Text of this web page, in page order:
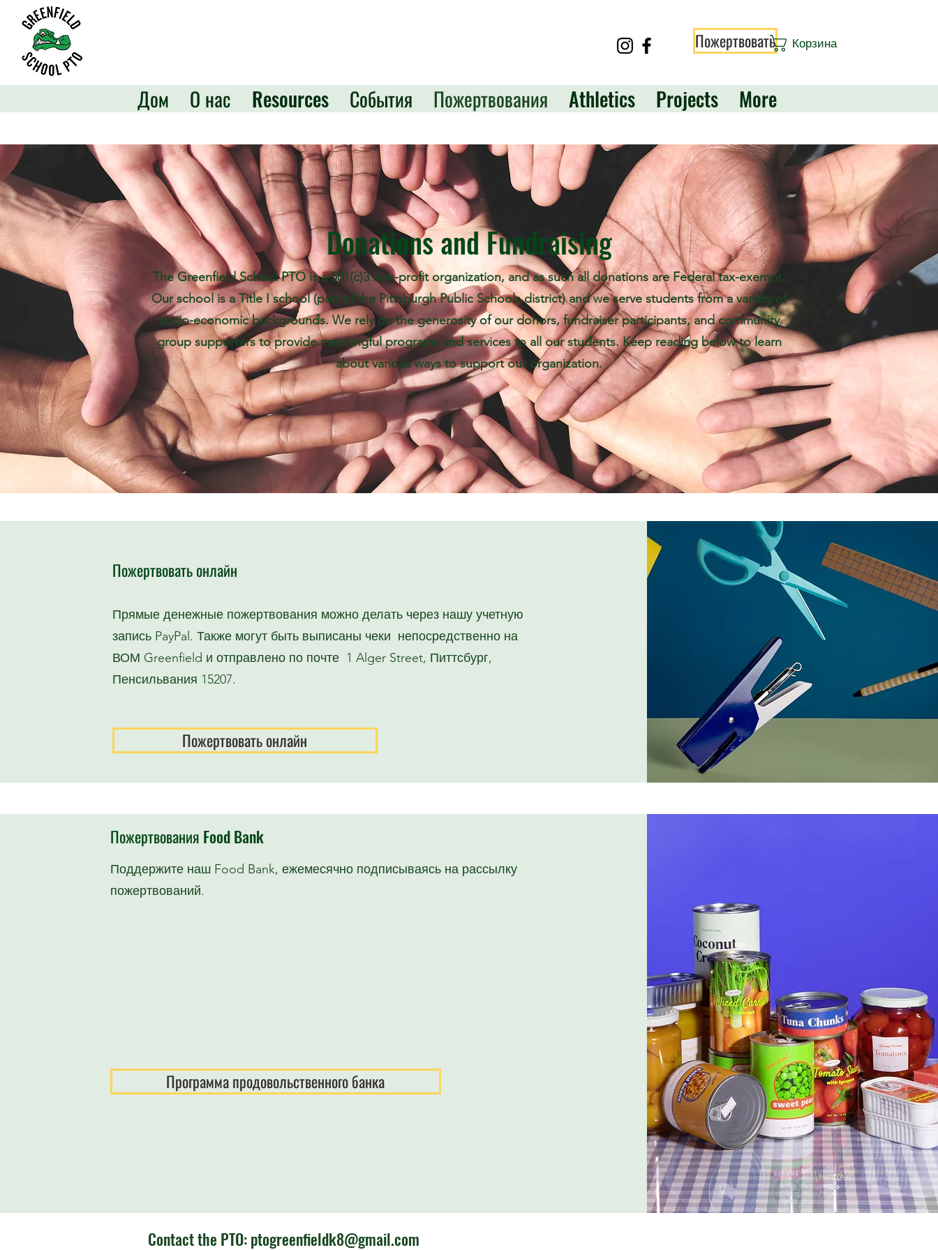
Пожертвовать Корзина
Дом О нас Resources События Пожертвования Athletics Projects More
Donations and Fundraising
The Greenfield School PTO is a 501(c)3 non-profit organization, and as such all donations are Federal tax-exempt.
Our school is a Title I school (part of the Pittsburgh Public Schools district) and we serve students from a variety of
socio-economic backgrounds. We rely on the generosity of our donors, fundraiser participants, and community
group supporters to provide meaningful programs and services to all our students. Keep reading below to learn
about various ways to support our organization.
Пожертвовать онлайн
Прямые денежные пожертвования можно делать через нашу учетную
запись PayPal. Также могут быть выписаны чеки непосредственно на
ВОМ Greenfield и отправлено по почте 1 Alger Street, Питтсбург,
Пенсильвания 15207.
Пожертвовать онлайн
Пожертвования Food Bank
Поддержите наш Food Bank, ежемесячно подписываясь на рассылку
пожертвований.
Программа продовольственного банка
Contact the PTO:ptogreenfieldk8@gmail.com